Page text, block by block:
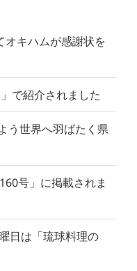
オキハムが感謝状を
で紹介されました
う世界へ羽ばたく県
号」に掲載されま
日は「琉球料理の